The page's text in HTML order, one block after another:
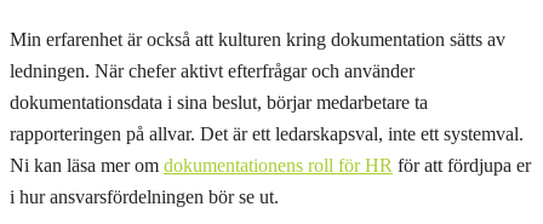
Min erfarenhet är också att kulturen kring dokumentation sätts av
ledningen. När chefer aktivt efterfrågar och använder
dokumentationsdata i sina beslut, börjar medarbetare ta
rapporteringen på allvar. Det är ett ledarskapsval, inte ett systemval.
Ni kan läsa mer om dokumentationens roll för HR för att fördjupa er
i hur ansvarsfördelningen bör se ut.